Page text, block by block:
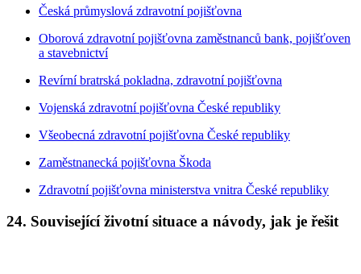
Česká průmyslová zdravotní pojišťovna
Oborová zdravotní pojišťovna zaměstnanců bank, pojišťoven
a stavebnictví
Revírní bratrská pokladna, zdravotní pojišťovna
Vojenská zdravotní pojišťovna České republiky
Všeobecná zdravotní pojišťovna České republiky
Zaměstnanecká pojišťovna Škoda
Zdravotní pojišťovna ministerstva vnitra České republiky
24. Související životní situace a návody, jak je řešit